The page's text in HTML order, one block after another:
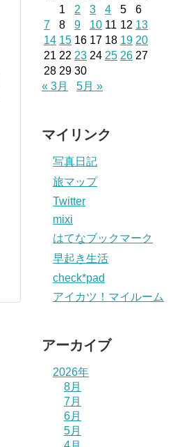
1
2 3 4 5
6
7
8 9 10 11 12 13
14 15 16 17 18 19 20
21 22 23 24 25 26 27
28 29 30
« 3月
5月 »
マイリンク
写真日記
旅マップ
Twitter
mixi
はてなブックマーク
早起き生活
check*pad
アイカツ！マイルーム
アーカイブ
2026年
8月
7月
6月
5月